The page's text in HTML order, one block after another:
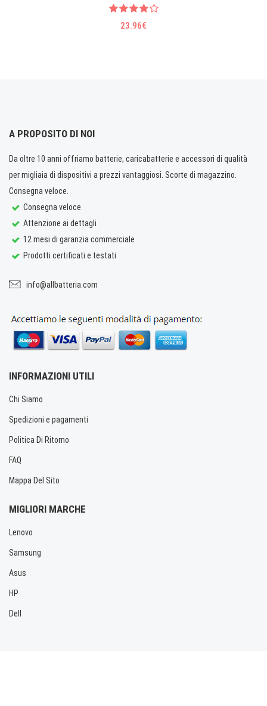
23.96€
A PROPOSITO DI NOI
Da oltre 10 anni offriamo batterie, caricabatterie e accessori di qualità
per migliaia di dispositivi a prezzi vantaggiosi. Scorte di magazzino.
Consegna veloce.
Consegna veloce
Attenzione ai dettagli
12 mesi di garanzia commerciale
Prodotti certificati e testati
info@allbatteria.com
INFORMAZIONI UTILI
Chi Siamo
Spedizioni e pagamenti
Politica Di Ritorno
FAQ
Mappa Del Sito
MIGLIORI MARCHE
Lenovo
Samsung
Asus
HP
Dell